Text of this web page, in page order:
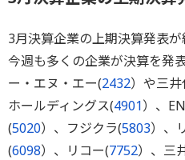
3月決算企業の上期決算発表
今週も多くの企業が決算を発
ー・エヌ・エー(2432）や三
ホールディングス(4901）、
(5020）、フジクラ(5803）、
(6098）、リコー(7752）、三